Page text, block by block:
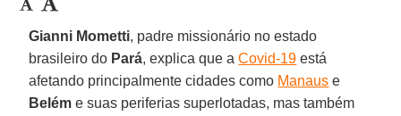
Gianni Mometti, padre missionário no estado
brasileiro do Pará, explica que aCovid-19 está
afetando principalmente cidades como Manaus e
Belém e suas periferias superlotadas, mas também